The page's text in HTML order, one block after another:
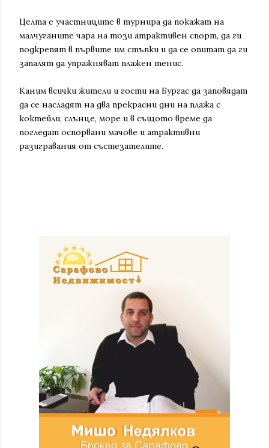
Целта е участниците в турнира да покажат на
малчуганите чара на този атрактивен спорт, да ги
подкрепят в първите им стъпки и да се опитат да ги
запалят да упражняват плажен тенис.
Каним всички жители и гости на Бургас да заповядат
да се насладят на два прекрасни дни на плажа с
коктейли, слънце, море и в същото време да
погледат оспорвани мачове и атрактивни
разигравания от състезателите.